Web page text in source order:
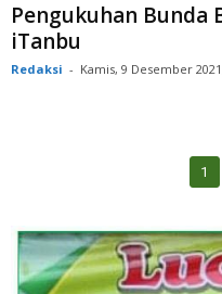
Pengukuhan Bunda
iTanbu
Redaksi - Kamis, 9 Desember
1